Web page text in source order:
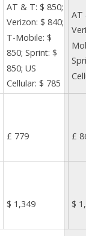
AT & T: $ 850;
Verizon: $ 840;
T-Mobile: $
850; Sprint: $
850; US
Cellular: $ 785
AT
£ 779 £
$ 1,349 $